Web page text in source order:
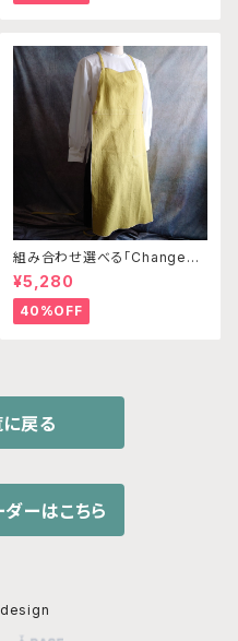
組み合わせ選べる「Changena
bleエプロン」本体カナリアイエ
ロー※前部分合わせて1つのエ
プロンになります
¥5,280
40%OFF
戻る
ーはこちら